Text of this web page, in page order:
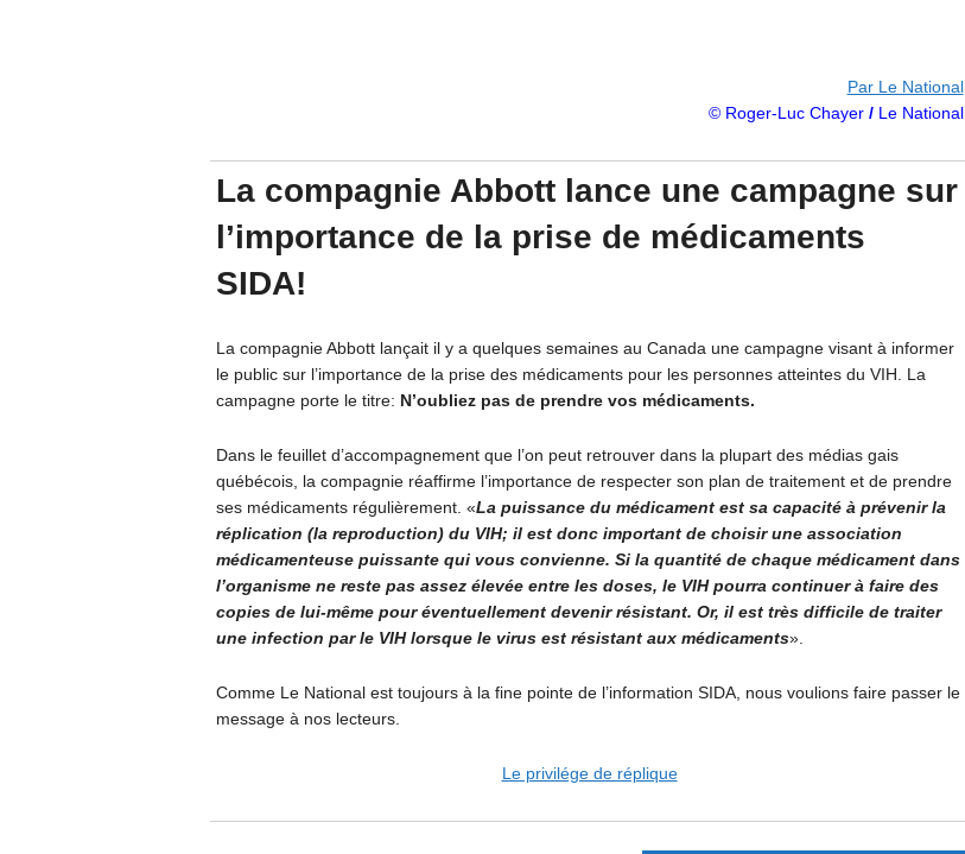
Par Le National
© Roger-Luc Chayer/Le National
La compagnie Abbott lance une campagne sur
l’importance de la prise de médicaments
SIDA!
La compagnie Abbott lançait il y a quelques semaines au Canada une campagne visant à informer
le public sur l’importance de la prise des médicaments pour les personnes atteintes du VIH. La
campagne porte le titre: N’oubliez pas de prendre vos médicaments.
Dans le feuillet d’accompagnement que l’on peut retrouver dans la plupart des médias gais
québécois, la compagnie réaffirme l’importance de respecter son plan de traitement et de prendre
ses médicaments régulièrement. «La puissance du médicament est sa capacité à prévenir la
réplication (la reproduction) du VIH; il est donc important de choisir une association
médicamenteuse puissante qui vous convienne. Si la quantité de chaque médicament dans
l’organisme ne reste pas assez élevée entre les doses, le VIH pourra continuer à faire des
copies de lui-même pour éventuellement devenir résistant. Or, il est très difficile de traiter
une infection par le VIH lorsque le virus est résistant aux médicaments».
Comme Le National est toujours à la fine pointe de l’information SIDA, nous voulions faire passer le
message à nos lecteurs.
Le privilége de réplique